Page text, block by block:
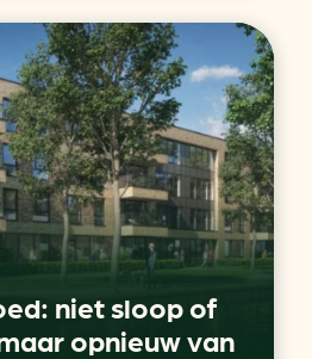
niet sloop of
opnieuw van